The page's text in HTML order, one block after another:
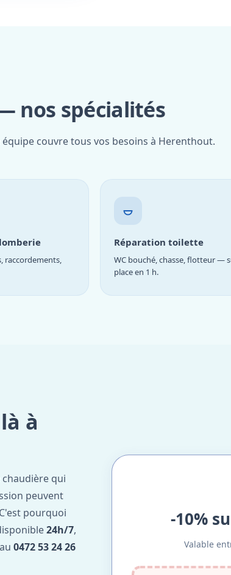
nos spécialités
couvre tous vos besoins à Herenthout.
raccordements,
Réparation toilette
WC bouché, chasse, flotteur —
place en 1 h.
à
qui
peuvent
pourquoi
24h/7,
0472 53 24 26
-10%
Valable